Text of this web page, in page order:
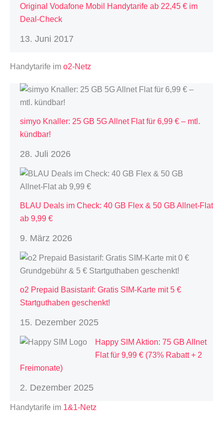
Original Vodafone Mobil Handytarife ab 22,45 € im
Deal-Check
13. Juni 2017
Handytarife im o2-Netz
simyo Knaller: 25 GB 5G Allnet Flat für 6,99 € – mtl.
kündbar!
28. Juli 2026
BLAU Deals im Check: 40 GB Flex & 50 GB Allnet-Flat
ab 9,99 €
9. März 2026
o2 Prepaid Basistarif: Gratis SIM-Karte mit 5 €
Startguthaben geschenkt!
15. Dezember 2025
Happy SIM Aktion: 75 GB Allnet
Flat für 9,99 € (73% Rabatt + 2
Freimonate)
2. Dezember 2025
Handytarife im 1&1-Netz